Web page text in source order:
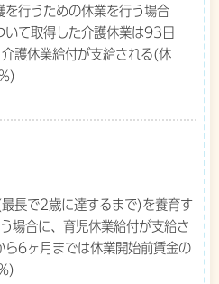
を行うための休業を行う場合
いて取得した介護休業は93日
護休業給付が支給される(休
長で2歳に達するまで)を養育す
場合に、育児休業給付が支給さ
ら6ヶ月までは休業開始前賃金の